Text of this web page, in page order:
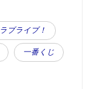
ラブライブ！
一番くじ